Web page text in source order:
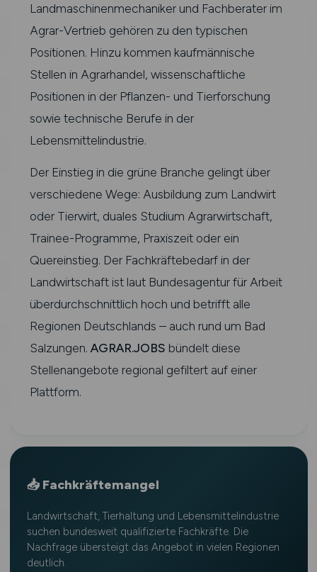
Landmaschinenmechaniker und Fachberater im
Agrar-Vertrieb gehören zu den typischen
Positionen. Hinzu kommen kaufmännische
Stellen in Agrarhandel, wissenschaftliche
Positionen in der Pflanzen- und Tierforschung
sowie technische Berufe in der
Lebensmittelindustrie.
Der Einstieg in die grüne Branche gelingt über
verschiedene Wege: Ausbildung zum Landwirt
oder Tierwirt, duales Studium Agrarwirtschaft,
Trainee-Programme, Praxiszeit oder ein
Quereinstieg. Der Fachkräftebedarf in der
Landwirtschaft ist laut Bundesagentur für Arbeit
überdurchschnittlich hoch und betrifft alle
Regionen Deutschlands – auch rund um Bad
Salzungen. AGRAR.JOBS bündelt diese
Stellenangebote regional gefiltert auf einer
Plattform.
📥 Fachkräftemangel
Landwirtschaft, Tierhaltung und Lebensmittelindustrie
suchen bundesweit qualifizierte Fachkräfte. Die
Nachfrage übersteigt das Angebot in vielen Regionen
deutlich.